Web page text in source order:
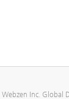
Webzen Inc. Global